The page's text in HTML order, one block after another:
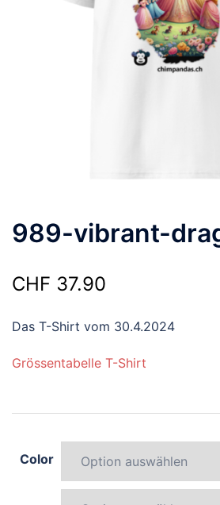
989-vibrant-
CHF 37.90
Das T-Shirt vom 30.4.2024
Grössentabelle T-Shirt
Color